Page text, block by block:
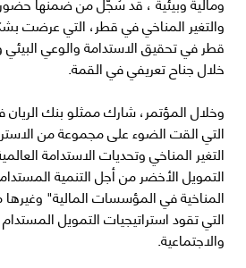
والتغير المناخي في قطر، التي عرضت
قطر في تحقيق الاستدامة والوعي البيئي
خلال جناح تعريفي في القمة.
وخلال المؤتمر، شارك ممثلو بنك
التي القت الضوء على مجموعة من
التغير المناخي وتحديات الاستدامة
التمويل الأخضر من أجل التنمية
المناخية في المؤسسات المالية"
التي تقود استراتيجيات التمويل
والاجتماعية.